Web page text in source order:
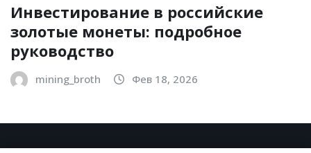
Инвестирование в российские
золотые монеты: подробное
руководство
mining_broth Фев 18, 2026